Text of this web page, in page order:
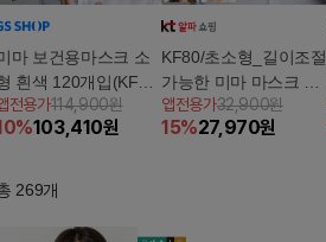
마 보건용마스크 소
흰색 120개입(KF8
전용가114,900원
%103,410원
KF80/초소형_길이조절
가능한 미마 마스크 30
매
앱전용가32,900원
15%27,970원
269개